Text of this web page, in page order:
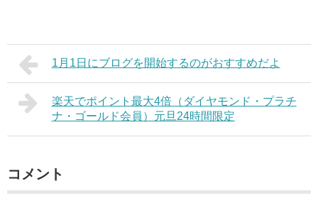
1月1日にブログを開始するのがおすすめだよ
楽天でポイント最大4倍（ダイヤモンド・プラチ
ナ・ゴールド会員）元旦24時間限定
コメント